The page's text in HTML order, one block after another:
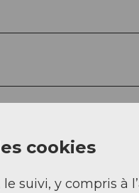
cookies
suivi, y compris à